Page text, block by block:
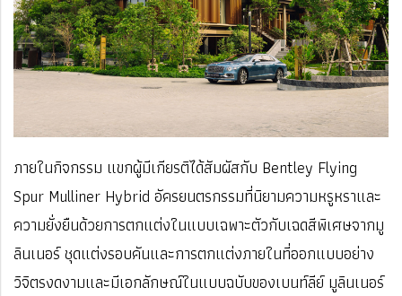
ภายในกิจกรรม แขกผู้มีเกียรติได้สัมผัสกับ Bentley Flying
Spur Mulliner Hybrid อัครยนตรกรรมที่นิยามความหรูหราและ
ความยั่งยืนด้วยการตกแต่งในแบบเฉพาะตัวกับเฉดสีพิเศษจากมู
ลินเนอร์ ชุดแต่งรอบคันและการตกแต่งภายในที่ออกแบบอย่าง
วิจิตรงดงามและมีเอกลักษณ์ในแบบฉบับของเบนท์ลีย์ มูลินเนอร์